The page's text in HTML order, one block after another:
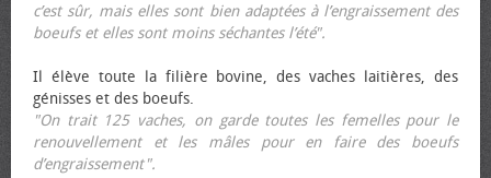
c’est sûr, mais elles sont bien adaptées à l’engraissement des
bœufs et elles sont moins séchantes l’été".
Il élève toute la filière bovine, des vaches laitières, des
génisses et des bœufs.
"On trait 125 vaches, on garde toutes les femelles pour le
renouvellement et les mâles pour en faire des bœufs
d’engraissement".